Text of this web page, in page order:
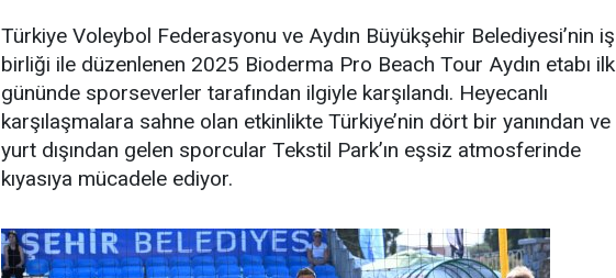
Türkiye Voleybol Federasyonu ve Aydın Büyükşehir Belediyesi’nin iş
birliği ile düzenlenen 2025 Bioderma Pro Beach Tour Aydın etabı ilk
gününde sporseverler tarafından ilgiyle karşılandı. Heyecanlı
karşılaşmalara sahne olan etkinlikte Türkiye’nin dört bir yanından ve
yurt dışından gelen sporcular Tekstil Park’ın eşsiz atmosferinde
kıyasıya mücadele ediyor.